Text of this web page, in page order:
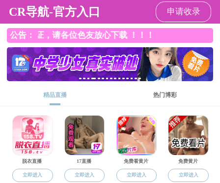
直播app
直播app 直播app概况 党群工作 师资队伍 本